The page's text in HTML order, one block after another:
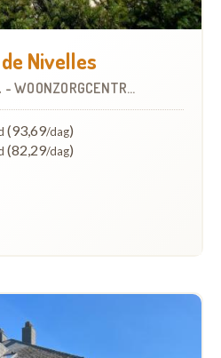
Nivelles
- WOONZORGCENTRUM (WZC)
(93,69/dag)
(82,29/dag)